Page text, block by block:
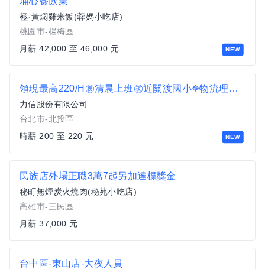
NEW
極·黃燜雞米飯(蓉媽小吃店)
桃園市-楊梅區
月薪 42,000 至 46,000 元
NEW
領現最高220/H㊰清晨上班㊰近關渡國小✵物流理貨員C1
力信股份有限公司
台北市-北投區
時薪 200 至 220 元
民族店外場正職3萬7起另加達標獎金
秘町無煙炭火燒肉(秘苑小吃店)
高雄市-三民區
月薪 37,000 元
台中區-東山店-大夜人員